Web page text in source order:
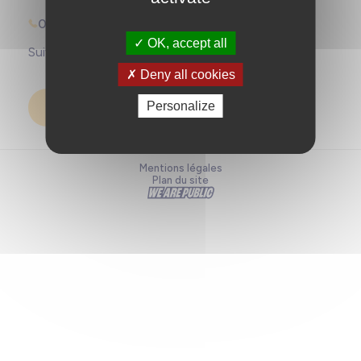
02 99 00 91 11
Suivez-nous :
Mentions légales
Plan du site
OK, accept all
Deny all cookies
Personalize